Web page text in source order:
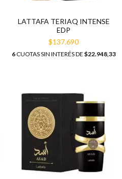
LATTAFA TERIAQ INTENSE
EDP
$137.690
6CUOTAS SIN INTERÉS DE $22.948,33